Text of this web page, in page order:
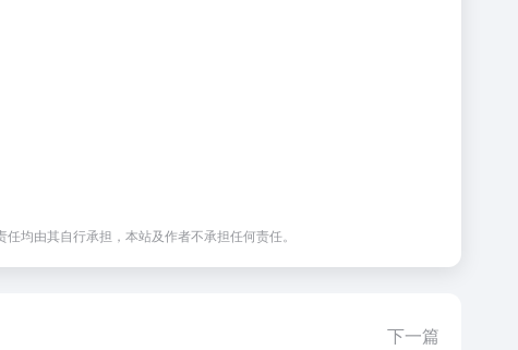
均由其自行承担，本站及作者不承担任何责任。
下一篇